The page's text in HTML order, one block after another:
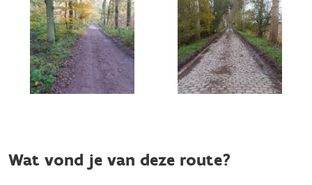
Wat vond je van deze route?